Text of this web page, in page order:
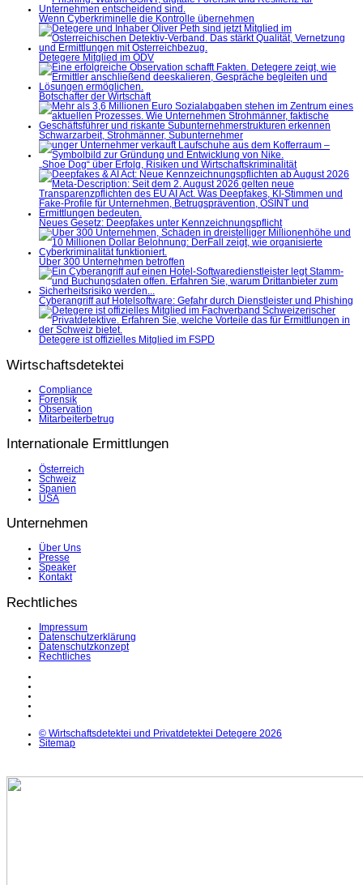
Wenn Cyberkriminelle die Kontrolle übernehmen
Detegere Mitglied im ÖDV
Botschafter der Wirtschaft
Schwarzarbeit, Strohmänner, Subunternehmer
„Shoe Dog“ über Erfolg, Risiken und Wirtschaftskriminalität
Neues Gesetz: Deepfakes unter Kennzeichnungspflicht
Über 300 Unternehmen betroffen
Cyberangriff auf Hotelsoftware: Gefahr durch Dienstleister und Phishing
Detegere ist offizielles Mitglied im FSPD
Wirtschaftsdetektei
Compliance
Forensik
Observation
Mitarbeiterbetrug
Internationale Ermittlungen
Österreich
Schweiz
Spanien
USA
Unternehmen
Über Uns
Presse
Speaker
Kontakt
Rechtliches
Impressum
Datenschutzerklärung
Datenschutzkonzept
Rechtliches
© Wirtschaftsdetektei und Privatdetektei Detegere 2026
Sitemap